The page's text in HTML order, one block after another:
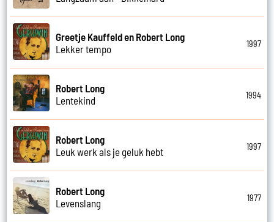
Greetje Kauffeld en Robert Long
Lekker tempo
1997
Robert Long
Lentekind
1994
Robert Long
Leuk werk als je geluk hebt
1997
Robert Long
Levenslang
1977